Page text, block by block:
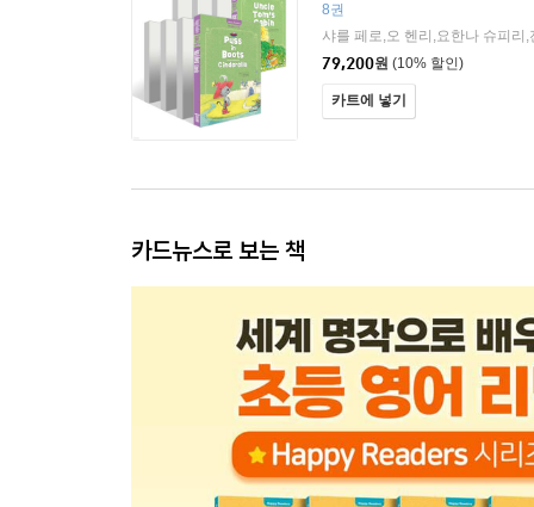
8권
79,200원 (10% 할인)
카트에 넣기
카드뉴스로 보는 책